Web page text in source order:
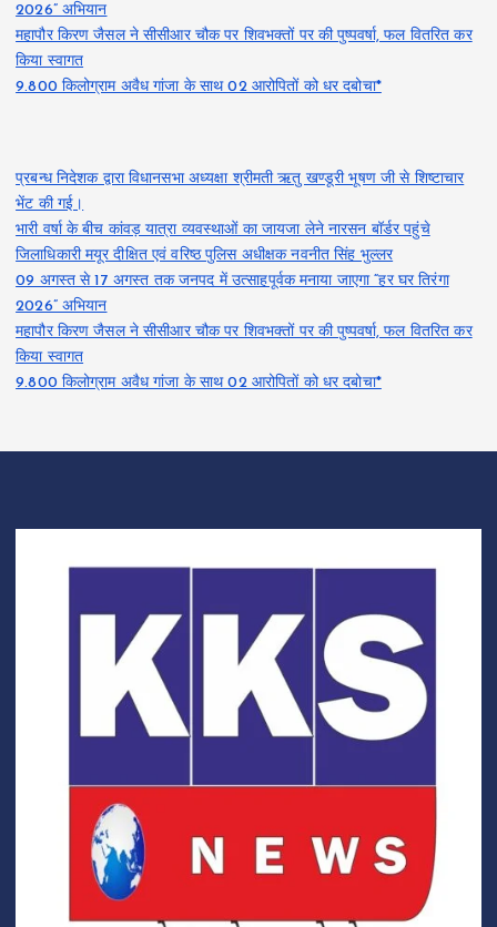
2026” अभियान
महापौर किरण जैसल ने सीसीआर चौक पर शिवभक्तों पर की पुष्पवर्षा, फल वितरित कर
किया स्वागत
9.800 किलोग्राम अवैध गांजा के साथ 02 आरोपितों को धर दबोचा*
प्रबन्ध निदेशक द्वारा विधानसभा अध्यक्षा श्रीमती ऋतु खण्डूरी भूषण जी से शिष्टाचार
भेंट की गई।
भारी वर्षा के बीच कांवड़ यात्रा व्यवस्थाओं का जायजा लेने नारसन बॉर्डर पहुंचे
जिलाधिकारी मयूर दीक्षित एवं वरिष्ठ पुलिस अधीक्षक नवनीत सिंह भुल्लर
09 अगस्त से 17 अगस्त तक जनपद में उत्साहपूर्वक मनाया जाएगा “हर घर तिरंगा
2026” अभियान
महापौर किरण जैसल ने सीसीआर चौक पर शिवभक्तों पर की पुष्पवर्षा, फल वितरित कर
किया स्वागत
9.800 किलोग्राम अवैध गांजा के साथ 02 आरोपितों को धर दबोचा*